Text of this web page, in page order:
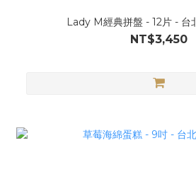
Lady M經典拼盤 - 12片 - 台
NT$3,450